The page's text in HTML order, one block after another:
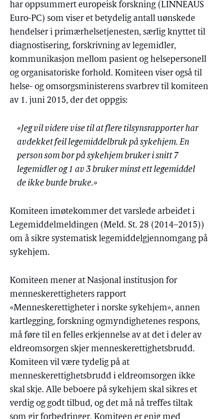
har oppsummert europeisk forskning (LINNEAUS
Euro-PC) som viser et betydelig antall uønskede
hendelser i primærhelsetjenesten, særlig knyttet til
diagnostisering, forskrivning av legemidler,
kommunikasjon mellom pasient og helsepersonell
og organisatoriske forhold. Komiteen viser også til
helse- og omsorgsministerens svarbrev til komiteen
av 1. juni 2015, der det oppgis:
«Jeg vil videre vise til at flere tilsynsrapporter har
avdekket feil legemiddelbruk på sykehjem. En
person som bor på sykehjem bruker i snitt 7
legemidler og 1 av 3 bruker minst ett legemiddel
de ikke burde bruke.»
Komiteen imøtekommer det varslede arbeidet i
Legemiddelmeldingen (Meld. St. 28 (2014–2015))
om å sikre systematisk legemiddelgjennomgang på
sykehjem.
Komiteen mener at Nasjonal institusjon for
menneskerettigheters rapport
«Menneskerettigheter i norske sykehjem», annen
kartlegging, forskning ogmyndighetenes respons,
må føre til en felles erkjennelse av at det i deler av
eldreomsorgen skjer menneskerettighetsbrudd.
Komiteen vil være tydelig på at
menneskerettighetsbrudd i eldreomsorgen ikke
skal skje. Alle beboere på sykehjem skal sikres et
verdig og godt tilbud, og det må nå treffes tiltak